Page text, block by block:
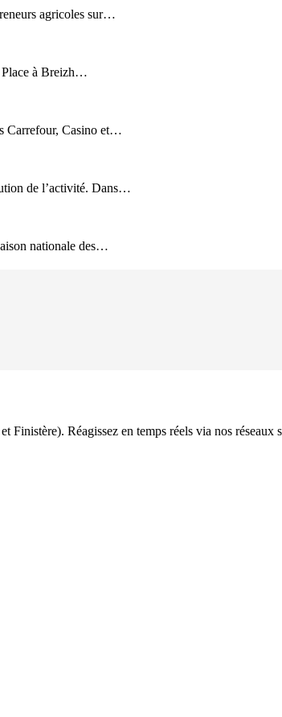
agricoles sur…
Place à Breizh…
Carrefour, Casino et…
de l’activité. Dans…
nationale des…
Réagissez en temps réels via nos réseaux